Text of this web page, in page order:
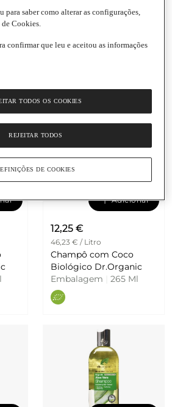
71,75 € / Litro
Biológico Dr.Organic
Adicionar
12,25 €
46,23 € / Litro
Champô com Coco
Biológico Dr.Organic
Embalagem
265 Ml
para saber como alterar as configurações,
Cookies.
confirmar que leu e aceitou as informações
REJEITAR TODOS
TODOS OS COOKIES
DE COOKIES